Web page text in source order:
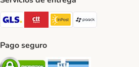
GLS Shipping Method
CTTExpress Shipping Method
InPost Shipping
Pago seguro
Security